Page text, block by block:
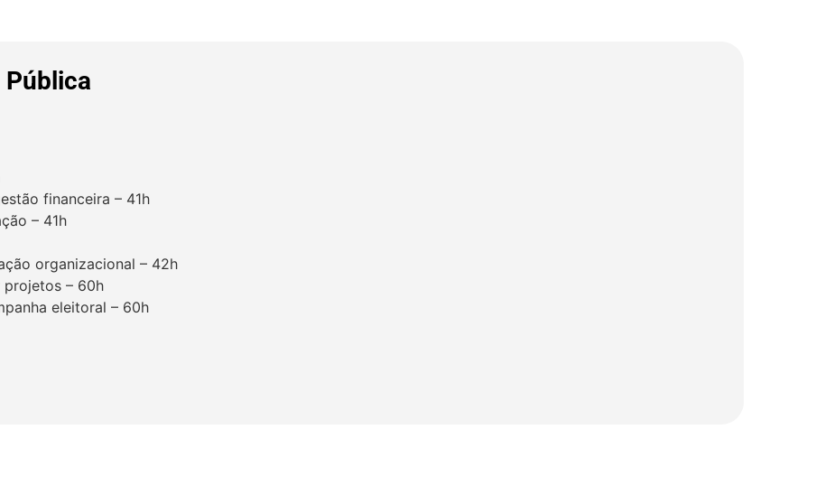
Pública
financeira – 41h
– 41h
organizacional – 42h
– 60h
eleitoral – 60h